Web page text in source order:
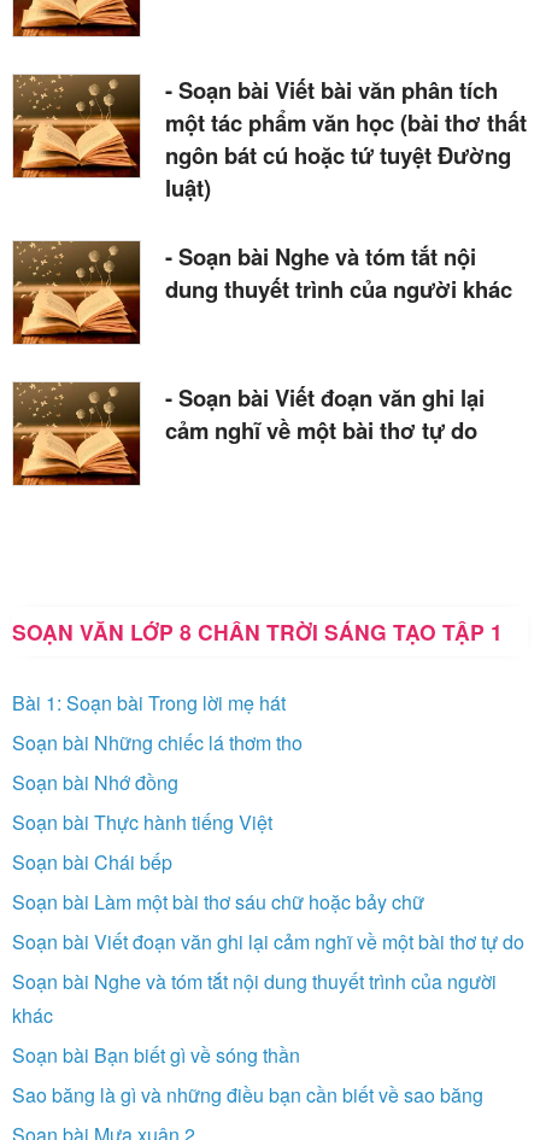
- Soạn bài Viết bài văn phân tích
một tác phẩm văn học (bài thơ thất
ngôn bát cú hoặc tứ tuyệt Đường
luật)
- Soạn bài Nghe và tóm tắt nội
dung thuyết trình của người khác
- Soạn bài Viết đoạn văn ghi lại
cảm nghĩ về một bài thơ tự do
SOẠN VĂN LỚP 8 CHÂN TRỜI SÁNG TẠO TẬP 1
Bài 1: Soạn bài Trong lời mẹ hát
Soạn bài Những chiếc lá thơm tho
Soạn bài Nhớ đồng
Soạn bài Thực hành tiếng Việt
Soạn bài Chái bếp
Soạn bài Làm một bài thơ sáu chữ hoặc bảy chữ
Soạn bài Viết đoạn văn ghi lại cảm nghĩ về một bài thơ tự do
Soạn bài Nghe và tóm tắt nội dung thuyết trình của người
khác
Soạn bài Bạn biết gì về sóng thần
Sao băng là gì và những điều bạn cần biết về sao băng
Soạn bài Mưa xuân 2